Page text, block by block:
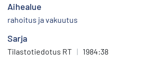
Aihealue
rahoitus ja vakuutus
Sarja
Tilastotiedotus RT | 1984:38